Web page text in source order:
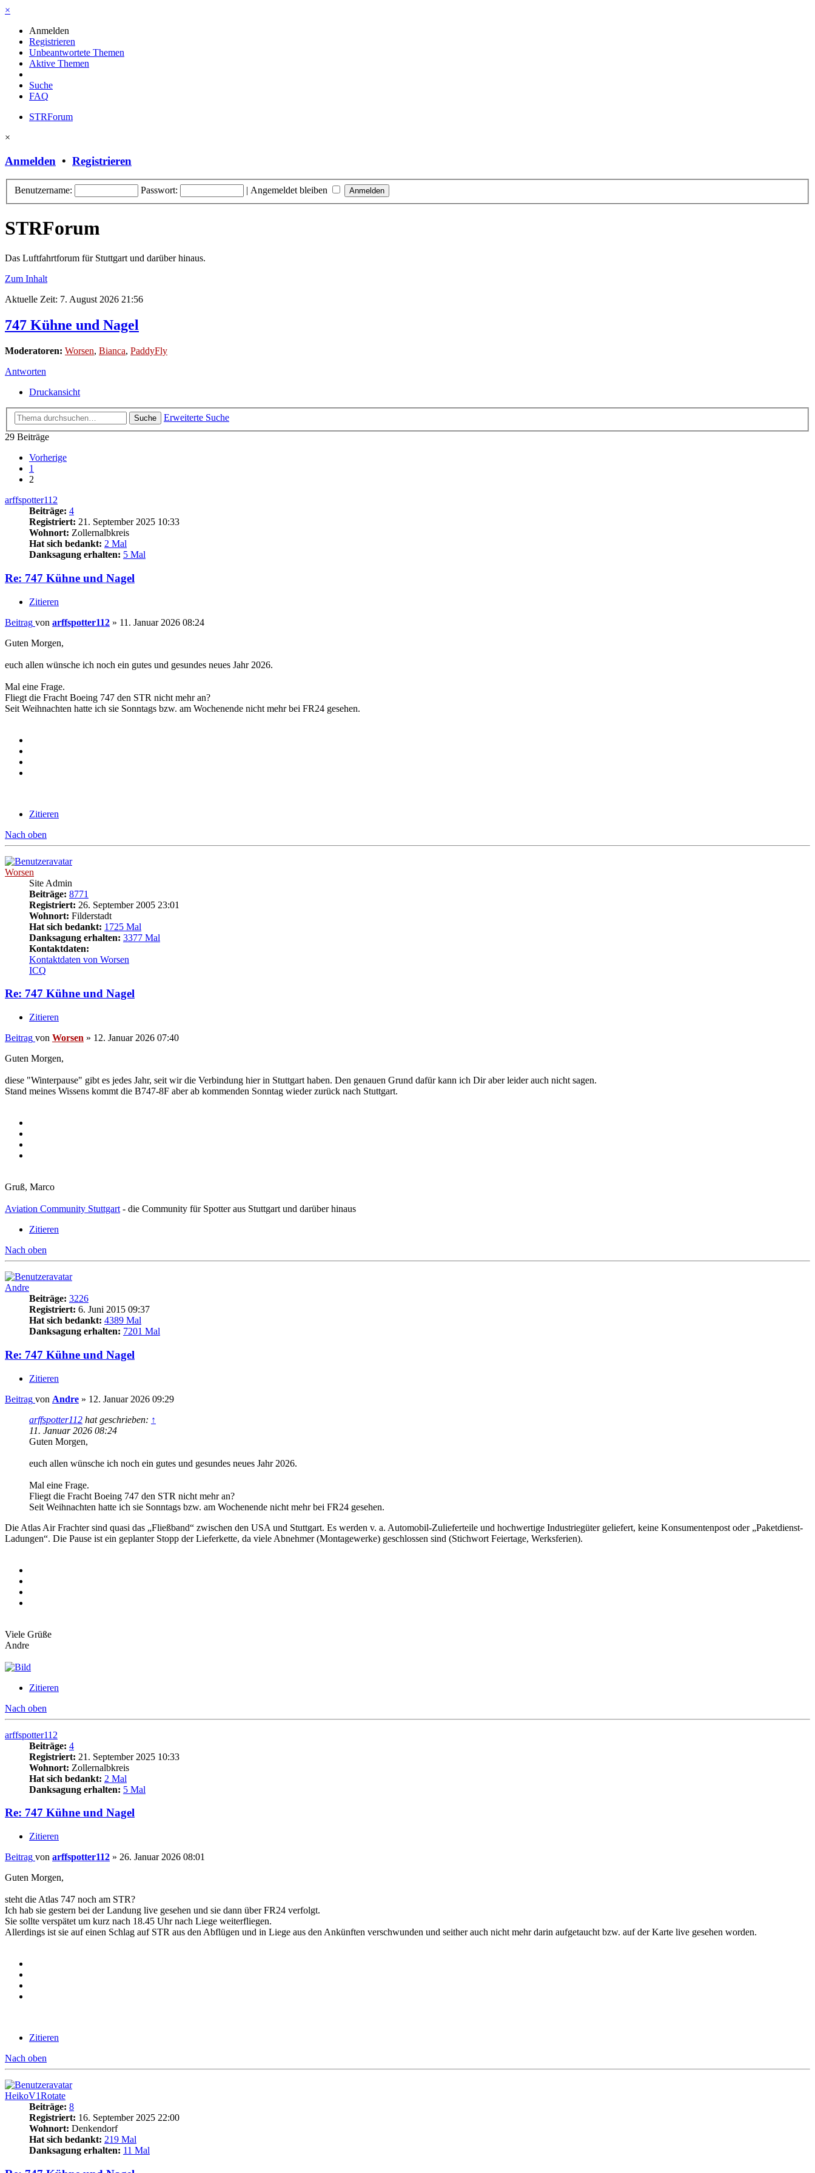
×
Anmelden
Registrieren
Unbeantwortete Themen
Aktive Themen
Suche
FAQ
STRForum
×
Anmelden • Registrieren
Benutzername: Passwort: | Angemeldet bleiben
STRForum
Das Luftfahrtforum für Stuttgart und darüber hinaus.
Zum Inhalt
Aktuelle Zeit: 7. August 2026 21:56
747 Kühne und Nagel
Moderatoren: Worsen, Bianca, PaddyFly
Antworten
Druckansicht
Suche
Erweiterte Suche
29 Beiträge
Vorherige
1
2
arffspotter112
Beiträge: 4
Registriert: 21. September 2025 10:33
Wohnort: Zollernalbkreis
Hat sich bedankt: 2 Mal
Danksagung erhalten: 5 Mal
Re: 747 Kühne und Nagel
Zitieren
Beitrag von arffspotter112 » 11. Januar 2026 08:24
Guten Morgen,
euch allen wünsche ich noch ein gutes und gesundes neues Jahr 2026.
Mal eine Frage.
Fliegt die Fracht Boeing 747 den STR nicht mehr an?
Seit Weihnachten hatte ich sie Sonntags bzw. am Wochenende nicht mehr bei FR24 gesehen.
Zitieren
Nach oben
Worsen
Site Admin
Beiträge: 8771
Registriert: 26. September 2005 23:01
Wohnort: Filderstadt
Hat sich bedankt: 1725 Mal
Danksagung erhalten: 3377 Mal
Kontaktdaten:
Kontaktdaten von Worsen
ICQ
Re: 747 Kühne und Nagel
Zitieren
Beitrag von Worsen » 12. Januar 2026 07:40
Guten Morgen,
diese "Winterpause" gibt es jedes Jahr, seit wir die Verbindung hier in Stuttgart haben. Den genauen Grund dafür kann ich Dir aber leider auch nicht sagen.
Stand meines Wissens kommt die B747-8F aber ab kommenden Sonntag wieder zurück nach Stuttgart.
Gruß, Marco
Aviation Community Stuttgart - die Community für Spotter aus Stuttgart und darüber hinaus
Zitieren
Nach oben
Andre
Beiträge: 3226
Registriert: 6. Juni 2015 09:37
Hat sich bedankt: 4389 Mal
Danksagung erhalten: 7201 Mal
Re: 747 Kühne und Nagel
Zitieren
Beitrag von Andre » 12. Januar 2026 09:29
arffspotter112 hat geschrieben: ↑
11. Januar 2026 08:24
Guten Morgen,
euch allen wünsche ich noch ein gutes und gesundes neues Jahr 2026.
Mal eine Frage.
Fliegt die Fracht Boeing 747 den STR nicht mehr an?
Seit Weihnachten hatte ich sie Sonntags bzw. am Wochenende nicht mehr bei FR24 gesehen.
Die Atlas Air Frachter sind quasi das „Fließband“ zwischen den USA und Stuttgart. Es werden v. a. Automobil-Zulieferteile und hochwertige Industriegüter geliefert, keine Konsumentenpost oder „Paketdienst-
Ladungen“. Die Pause ist ein geplanter Stopp der Lieferkette, da viele Abnehmer (Montagewerke) geschlossen sind (Stichwort Feiertage, Werksferien).
Viele Grüße
Andre
Zitieren
Nach oben
arffspotter112
Beiträge: 4
Registriert: 21. September 2025 10:33
Wohnort: Zollernalbkreis
Hat sich bedankt: 2 Mal
Danksagung erhalten: 5 Mal
Re: 747 Kühne und Nagel
Zitieren
Beitrag von arffspotter112 » 26. Januar 2026 08:01
Guten Morgen,
steht die Atlas 747 noch am STR?
Ich hab sie gestern bei der Landung live gesehen und sie dann über FR24 verfolgt.
Sie sollte verspätet um kurz nach 18.45 Uhr nach Liege weiterfliegen.
Allerdings ist sie auf einen Schlag auf STR aus den Abflügen und in Liege aus den Ankünften verschwunden und seither auch nicht mehr darin aufgetaucht bzw. auf der Karte live gesehen worden.
Zitieren
Nach oben
HeikoV1Rotate
Beiträge: 8
Registriert: 16. September 2025 22:00
Wohnort: Denkendorf
Hat sich bedankt: 219 Mal
Danksagung erhalten: 11 Mal